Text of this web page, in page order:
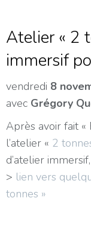
Atelier « 2
immersif
vendredi 8
avec Grégory
Après avoir fait «
l’atelier « 2
d’atelier
> lien vers
tonnes »